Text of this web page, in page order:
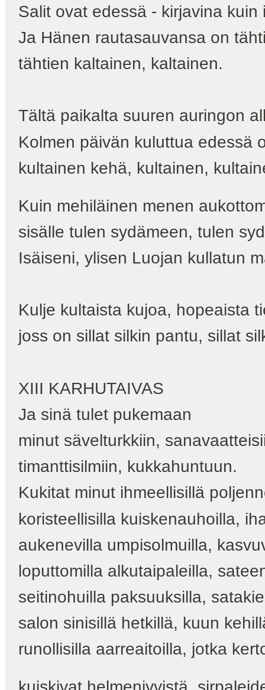
Salit ovat edessä - kirjavina kuin
Ja Hänen rautasauvansa on
tähtien kaltainen, kaltainen.
Tältä paikalta suuren auringon
Kolmen päivän kuluttua edessä
kultainen kehä, kultainen,
Kuin mehiläinen menen
sisälle tulen sydämeen, tulen
Isäiseni, ylisen Luojan kullatun
Kulje kultaista kujoa, hopeaista
joss on sillat silkin pantu, sillat
XIII KARHUTAIVAS
Ja sinä tulet pukemaan
minut sävelturkkiin,
timanttisilmiin, kukkahuntuun.
Kukitat minut ihmeellisillä
koristeellisilla kuiskenauhoilla,
aukenevilla umpisolmuilla,
loputtomilla alkutaipaleilla,
seitinohuilla paksuuksilla,
salon sinisillä hetkillä, kuun
runollisilla aarreaitoilla, jotka